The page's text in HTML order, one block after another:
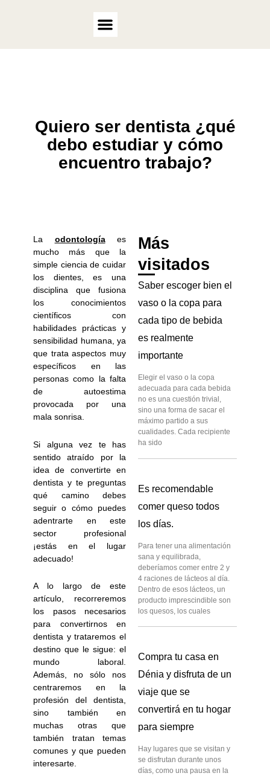
Quiero ser dentista ¿qué
debo estudiar y cómo
encuentro trabajo?
La odontologíaes
mucho más que la
simple ciencia de cuidar
los dientes, es una
disciplina que fusiona
los conocimientos
científicos con
habilidades prácticas y
sensibilidad humana, ya
que trata aspectos muy
específicos en las
personas como la falta
de autoestima
provocada por una
mala sonrisa.
Si alguna vez te has
sentido atraído por la
idea de convertirte en
dentista y te preguntas
qué camino debes
seguir o cómo puedes
adentrarte en este
sector profesional
¡estás en el lugar
adecuado!
A lo largo de este
artículo, recorreremos
los pasos necesarios
para convertirnos en
dentista y trataremos el
destino que le sigue: el
mundo laboral.
Además, no sólo nos
centraremos en la
profesión del dentista,
sino también en
muchas otras que
también tratan temas
comunes y que pueden
interesarte.
Más
visitados
Saber escoger bien el
vaso o la copa para
cada tipo de bebida
es realmente
importante
Elegir el vaso o la copa
adecuada para cada bebida
no es una cuestión trivial,
sino una forma de sacar el
máximo partido a sus
cualidades. Cada recipiente
ha sido
Es recomendable
comer queso todos
los días.
Para tener una alimentación
sana y equilibrada,
deberíamos comer entre 2 y
4 raciones de lácteos al día.
Dentro de esos lácteos, un
producto imprescindible son
los quesos, los cuales
Compra tu casa en
Dénia y disfruta de un
viaje que se
convertirá en tu hogar
para siempre
Hay lugares que se visitan y
se disfrutan durante unos
días, como una pausa en la